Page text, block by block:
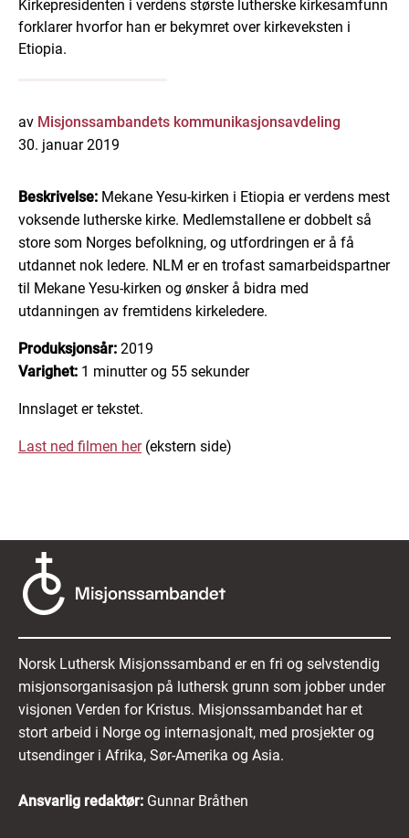
Kirkepresidenten i verdens største lutherske kirkesamfunn
forklarer hvorfor han er bekymret over kirkeveksten i
Etiopia.
av Misjonssambandets kommunikasjonsavdeling
30. januar 2019
Beskrivelse: Mekane Yesu-kirken i Etiopia er verdens mest
voksende lutherske kirke. Medlemstallene er dobbelt så
store som Norges befolkning, og utfordringen er å få
utdannet nok ledere. NLM er en trofast samarbeidspartner
til Mekane Yesu-kirken og ønsker å bidra med
utdanningen av fremtidens kirkeledere.
Produksjonsår: 2019
Varighet: 1 minutter og 55 sekunder
Innslaget er tekstet.
Last ned filmen her(ekstern side)
Norsk Luthersk Misjonssamband er en fri og selvstendig
misjonsorganisasjon på luthersk grunn som jobber under
visjonen Verden for Kristus. Misjonssambandet har et
stort arbeid i Norge og internasjonalt, med prosjekter og
utsendinger i Afrika, Sør-Amerika og Asia.
Ansvarlig redaktør: Gunnar Bråthen